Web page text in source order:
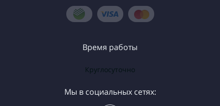
Время работы
Круглосуточно
Мы в социальных сетях: